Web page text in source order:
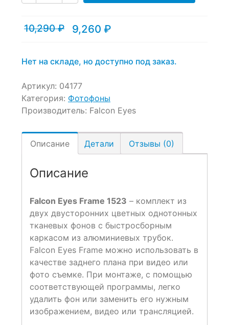
10,290₽
Первоначальная
10,290 ₽.
9,260 ₽
Текущая
Нет на складе, но доступно под заказ.
Артикул: 04177
Категория: Фотофоны
Производитель: Falcon Eyes
Описание Детали Отзывы (0)
Описание
Falcon Eyes Frame 1523 – комплект из
двух двусторонних цветных однотонных
тканевых фонов с быстросборным
каркасом из алюминиевых трубок.
Falcon Eyes Frame можно использовать в
качестве заднего плана при видео или
фото съемке. При монтаже, с помощью
соответствующей программы, легко
удалить фон или заменить его нужным
изображением, видео или трансляцией.